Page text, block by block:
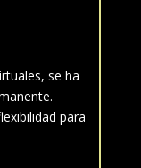
se ha
para